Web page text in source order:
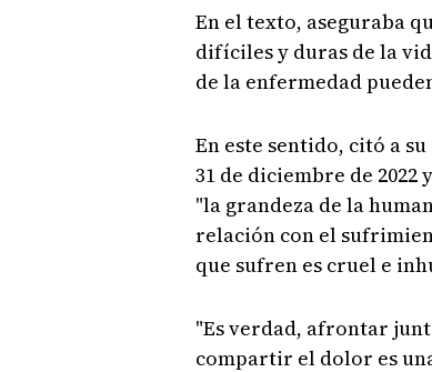
En el texto, aseguraba
difíciles y duras de la
de la enfermedad
En este sentido, citó a
31 de diciembre de 2022
"la grandeza de la
relación con el
que sufren es cruel e
"Es verdad, afrontar
compartir el dolor es